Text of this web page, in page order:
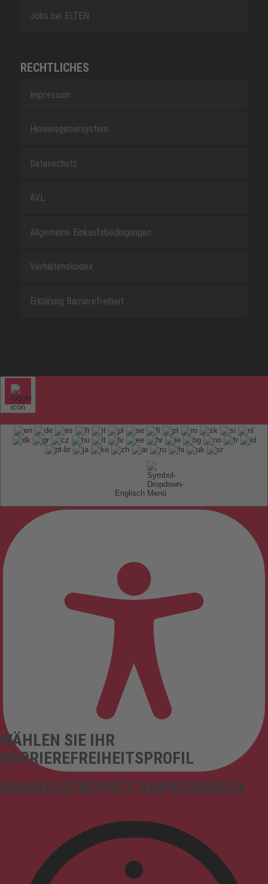
Jobs bei ELTEN
RECHTLICHES
Impressum
Hinweisgebersystem
Datenschutz
AVL
Allgemeine Einkaufsbedingungen
Verhaltenskodex
Erklärung Barrierefreiheit
Englisch
BARRIEREFREIHEIT-ANPASSUNGEN
WÄHLEN SIE IHR
BARRIEREFREIHEITSPROFIL